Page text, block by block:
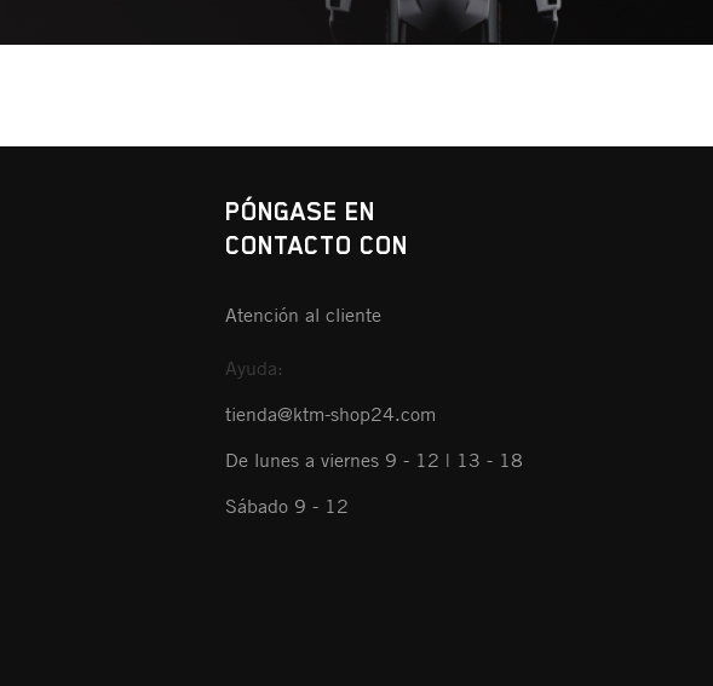
PÓNGASE EN
CONTACTO CON
Atención al cliente
Ayuda:
tienda@ktm-shop24.com
De lunes a viernes 9 - 12 | 13 - 18
Sábado 9 - 12